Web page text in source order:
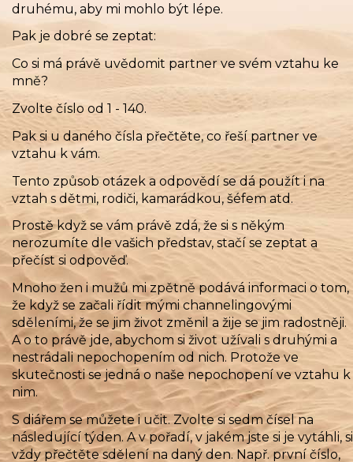
druhému, aby mi mohlo být lépe.
Pak je dobré se zeptat:
Co si má právě uvědomit partner ve svém vztahu ke
mně?
Zvolte číslo od 1 - 140.
Pak si u daného čísla přečtěte, co řeší partner ve
vztahu k vám.
Tento způsob otázek a odpovědí se dá použít i na
vztah s dětmi, rodiči, kamarádkou, šéfem atd.
Prostě když se vám právě zdá, že si s někým
nerozumíte dle vašich představ, stačí se zeptat a
přečíst si odpověď.
Mnoho žen i mužů mi zpětně podává informaci o tom,
že když se začali řídit mými channelingovými
sděleními, že se jim život změnil a žije se jim radostněji.
A o to právě jde, abychom si život užívali s druhými a
nestrádali nepochopením od nich. Protože ve
skutečnosti se jedná o naše nepochopení ve vztahu k
nim.
S diářem se můžete i učit. Zvolte si sedm čísel na
následující týden. A v pořadí, v jakém jste si je vytáhli, si
vždy přečtěte sdělení na daný den. Např. první číslo,